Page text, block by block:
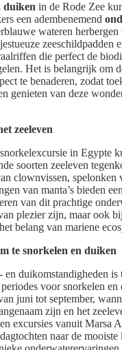
duiken in de Rode Zee
een adembenemend
wateren herbergen
zeeschildpadden
die perfect de
Het is belangrijk om
te benaderen, zodat
genieten van deze
zeeleven
in Egypte
soorten zeeleven
clownvissen, spelonken
van manta’s bieden
van dit prachtige
plezier zijn, maar ook
belang van mariene
te snorkelen en duiken
en duikomstandigheden is
voor snorkelen en
juni tot september,
zijn en het
excursies vanuit Marsa
naar de mooiste